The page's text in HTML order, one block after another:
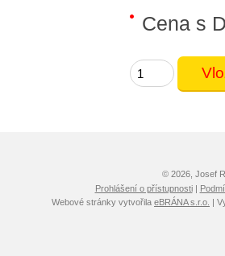
Cena s
© 2026, Josef
Prohlášení o přístupnosti|
Webové stránky vytvořila eBRÁNA s.r.o. |